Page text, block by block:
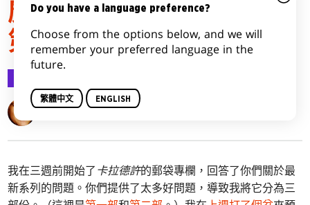
魔法五四三：卡拉德許，
第三部
Mark Rosewater
我在三週前開始了卡拉德許的郵袋專欄，回答了你們關於最
新系列的問題。你們提供了太多好問題，導致我將它分為三
Do you have a language preference?
Choose from the options below, and we will
remember your preferred language in the
future.
繁體中文 ENGLISH